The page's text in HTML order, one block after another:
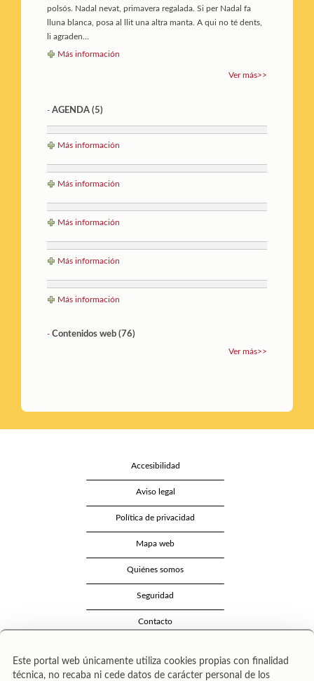
polsós. Nadal nevat, primavera regalada. Si per Nadal fa
lluna blanca, posa al llit una altra manta. A qui no té dents,
li agraden...
Más información
Ver más>>
- AGENDA (5)
Más información
Más información
Más información
Más información
Más información
- Contenidos web (76)
Ver más>>
Accesibilidad
Aviso legal
Política de privacidad
Mapa web
Quiénes somos
Seguridad
Contacto
Este portal web únicamente utiliza cookies propias con finalidad
técnica, no recaba ni cede datos de carácter personal de los